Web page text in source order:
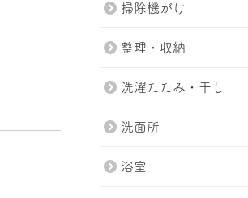
掃除機がけ
整理・収納
洗濯たたみ・干し
洗面所
浴室